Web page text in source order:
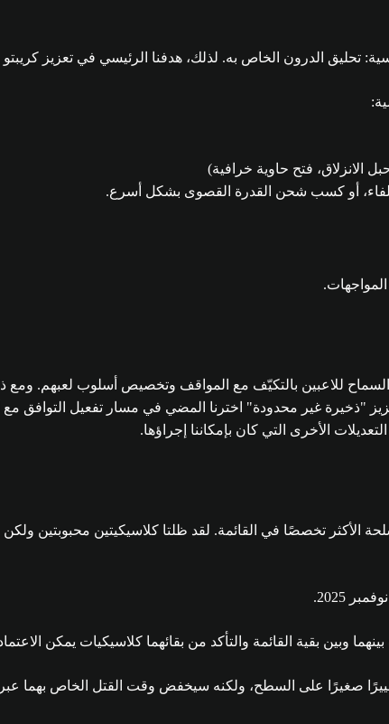
تحليق الدرون الخاص به. لذلك، هدفنا الرئيسي في تعزيز
الانزلاق، فتح حاوية خرافية)
أو كسب شحن القدرة القصوى بشكل أسرع.
للاعبين بالتكيّف مع المواقف وتخصيص أسلوب لعبهم. ومع
الأخرى التي كان بإمكاننا إجراؤها.
وبين بقية القائمة والتأكد من بقائهما كلاسيكيات يمكن
صغيرًا على السطح، ولكنه سيخفض وقت القتل الخاص بهما